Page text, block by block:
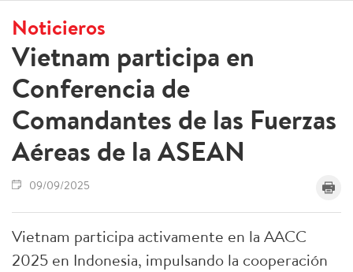
Noticieros
Vietnam participa en
Conferencia de
Comandantes de las Fuerzas
Aéreas de la ASEAN
09/09/2025
Vietnam participa activamente en la AACC
2025 en Indonesia, impulsando la cooperación